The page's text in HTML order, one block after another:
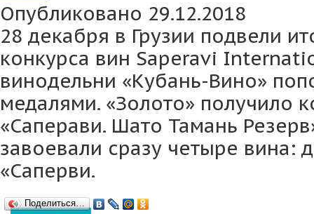
Опубликовано 29.12.2018
28 декабря в Грузии подвели
конкурса вин Saperavi
винодельни «Кубань-Вино»
медалями. «Золото» получило
«Саперави. Шато Тамань
завоевали сразу четыре вина:
«Саперви.
Поделиться…